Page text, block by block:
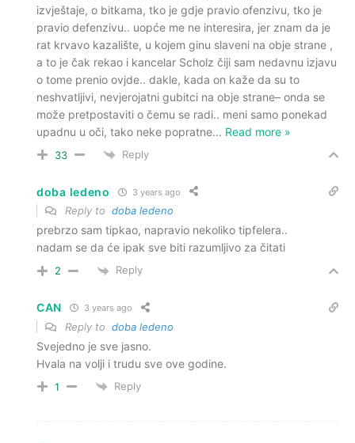
izvještaje, o bitkama, tko je gdje pravio ofenzivu, tko je
pravio defenzivu.. uopće me ne interesira, jer znam da je
rat krvavo kazalište, u kojem ginu slaveni na obje strane ,
a to je čak rekao i kancelar Scholz čiji sam nedavnu izjavu
o tome prenio ovjde.. dakle, kada on kaže da su to
neshvatljivi, nevjerojatni gubitci na obje strane– onda se
može pretpostaviti o čemu se radi.. meni samo ponekad
upadnu u oči, tako neke popratne… Read more »
33 Reply
doba ledeno 3 years ago
Reply to doba ledeno
prebrzo sam tipkao, napravio nekoliko tipfelera..
nadam se da će ipak sve biti razumljivo za čitati
2 Reply
CAN 3 years ago
Reply to doba ledeno
Svejedno je sve jasno.
Hvala na volji i trudu sve ove godine.
1 Reply